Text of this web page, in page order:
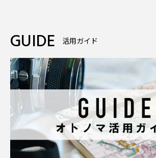
GUIDE 活用ガイド